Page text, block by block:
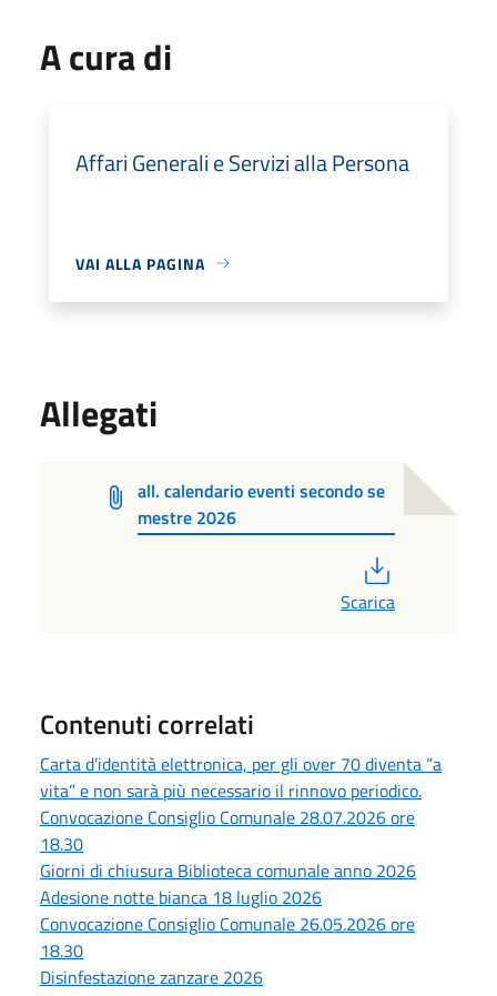
A cura di
Affari Generali e Servizi alla Persona
VAI ALLA PAGINA
Allegati
all. calendario eventi secondo se
mestre 2026
Scarica
Contenuti correlati
Carta d’identità elettronica, per gli over 70 diventa “a
vita” e non sarà più necessario il rinnovo periodico.
Convocazione Consiglio Comunale 28.07.2026 ore
18.30
Giorni di chiusura Biblioteca comunale anno 2026
Adesione notte bianca 18 luglio 2026
Convocazione Consiglio Comunale 26.05.2026 ore
18.30
Disinfestazione zanzare 2026